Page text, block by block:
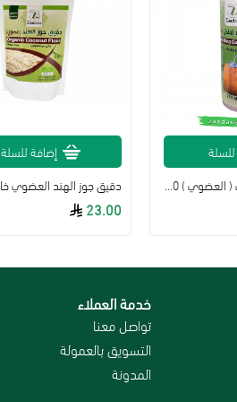
23.00
إضافة للسلة
خدمة العملاء
تواصل معنا
التسويق بالعمولة
المدونة